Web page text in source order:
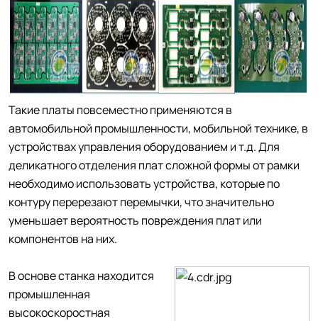
Такие платы повсеместно применяются в
автомобильной промышленности, мобильной технике, в
устройствах управления оборудованием и т.д. Для
деликатного отделения плат сложной формы от рамки
необходимо использовать устройства, которые по
контуру перерезают перемычки, что значительно
уменьшает вероятность повреждения плат или
компонентов на них.
В основе станка находится
промышленная
высокоскоростная